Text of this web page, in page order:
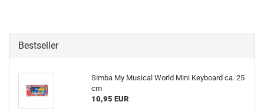
Bestseller
Simba My Mu­si­cal World Mini Key­board ca. 25
cm
10,95 EUR